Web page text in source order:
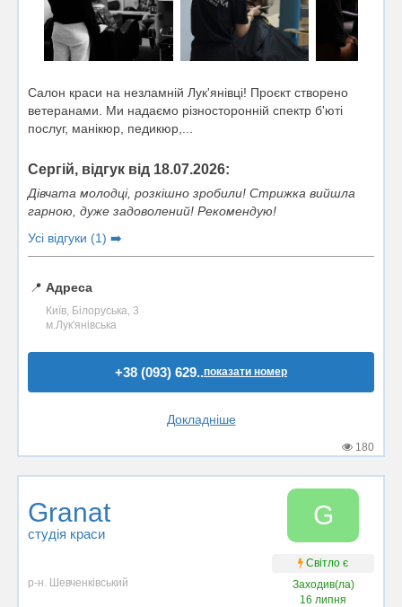
Салон краси на незламній Лук'янівці! Проєкт створено
ветеранами. Ми надаємо різносторонній спектр б'юті
послуг, манікюр, педикюр,...
Сергій, відгук від 18.07.2026:
Дівчата молодці, розкішно зробили! Стрижка вийшла
гарною, дуже задоволений! Рекомендую!
Усі відгуки (1) ➡️
📍 Адреса
Київ, Білоруська, 3
м.Лук'янівська
+38 (093) 629..показати номер
Докладніше
180
Granat
студія краси
G
Світло є
р-н. Шевченківський
Заходив(ла)
16 липня